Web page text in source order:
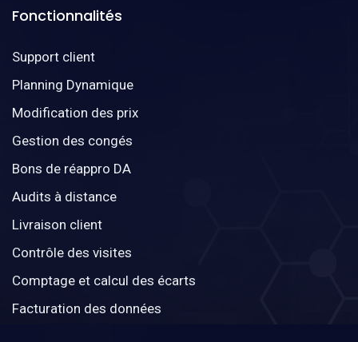
Fonctionnalités
Support client
Planning Dynamique
Modification des prix
Gestion des congés
Bons de réappro DA
Audits à distance
Livraison client
Contrôle des visites
Comptage et calcul des écarts
Facturation des données